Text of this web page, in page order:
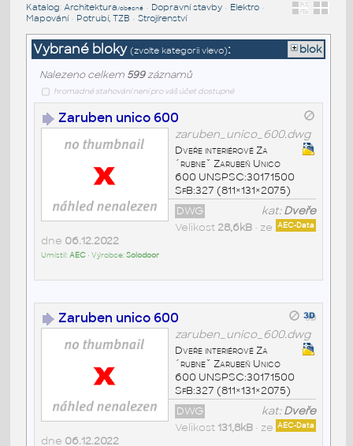
Katalog: Architektura/obecné• Dopravní stavby• Elektro•
Mapování• Potrubí, TZB • Strojírenství
Vybrané bloky (zvolte kategorii vlevo): blok
Nalezeno celkem 599záznamů
hromadné stahování není pro váš účet dostupné
Zaruben unico 600
zaruben_unico_600.dwg
Dveře interiérové Za
´rubneˇ Zarubeň Unico
600 UNSPSC:30171500
SfB:327 (811×131×2075)
kat:Dveře
DWG
AEC-Data
Velikost 28,6kB• ze
dne 06.12.2022
Umístil:AEC• Výrobce:Solodoor
Zaruben unico 600
zaruben_unico_600.dwg
Dveře interiérové Za
´rubneˇ Zarubeň Unico
600 UNSPSC:30171500
SfB:327 (811×131×2075)
kat:Dveře
DWG
AEC-Data
Velikost 131,8kB• ze
dne 06.12.2022